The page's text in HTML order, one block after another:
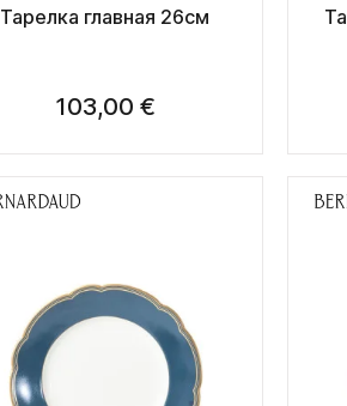
Тарелка главная 26см
103,00 €